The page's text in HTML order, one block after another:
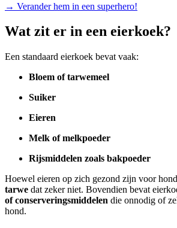
→ Verander hem in een superhero!
Wat zit er in een eierkoek?
Een standaard eierkoek bevat vaak:
Bloem of tarwemeel
Suiker
Eieren
Melk of melkpoeder
Rijsmiddelen zoals bakpoeder
Hoewel eieren op zich gezond zijn voor
tarwe dat zeker niet. Bovendien bevat
of conserveringsmiddelen die onnodig of
hond.